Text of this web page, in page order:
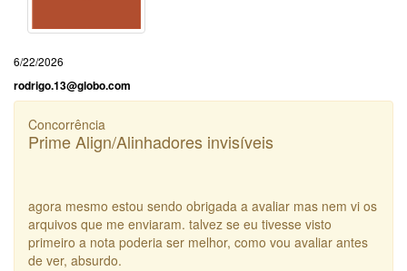
6/22/2026
rodrigo.13@globo.com
Concorrência
Prime Align/Alinhadores invisíveis
agora mesmo estou sendo obrigada a avaliar mas nem vi os
arquivos que me enviaram. talvez se eu tivesse visto
primeiro a nota poderia ser melhor, como vou avaliar antes
de ver, absurdo.